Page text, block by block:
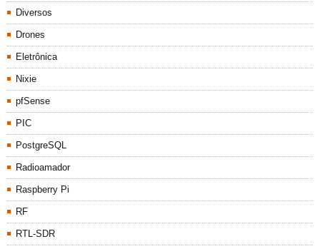
Diversos
Drones
Eletrônica
Nixie
pfSense
PIC
PostgreSQL
Radioamador
Raspberry Pi
RF
RTL-SDR